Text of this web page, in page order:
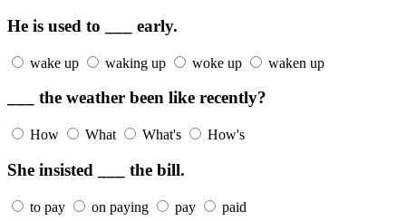
He is used to ___ early.
wake up waking up woke up waken up
___ the weather been like recently?
How What What's How's
She insisted ___ the bill.
to pay on paying pay paid